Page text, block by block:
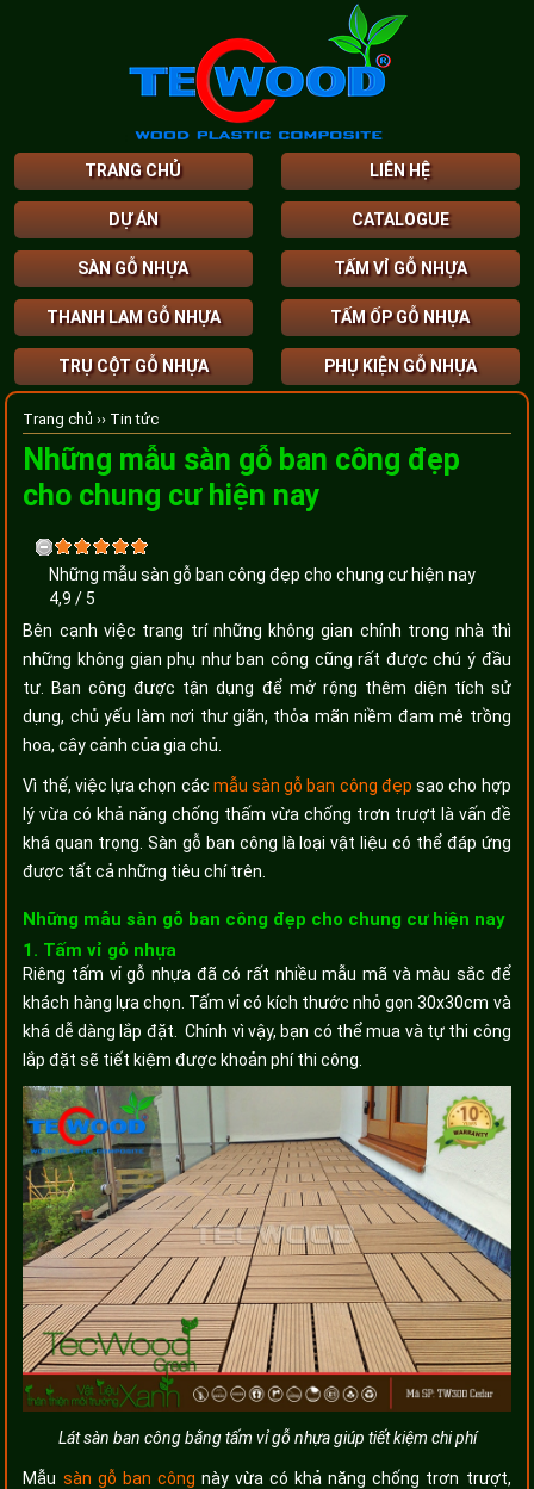
TRANG CHỦ LIÊN HỆ
DỰ ÁN CATALOGUE
SÀN GỖ NHỰA TẤM VỈ GỖ NHỰA
THANH LAM GỖ NHỰA TẤM ỐP GỖ NHỰA
TRỤ CỘT GỖ NHỰA PHỤ KIỆN GỖ NHỰA
Trang chủ ›› Tin tức
Những mẫu sàn gỗ ban công đẹp
cho chung cư hiện nay
Những mẫu sàn gỗ ban công đẹp cho chung cư hiện nay
4,9 / 5
Bên cạnh việc trang trí những không gian chính trong nhà thì
những không gian phụ như ban công cũng rất được chú ý đầu
tư. Ban công được tận dụng để mở rộng thêm diện tích sử
dụng, chủ yếu làm nơi thư giãn, thỏa mãn niềm đam mê trồng
hoa, cây cảnh của gia chủ.
Vì thế, việc lựa chọn các mẫu sàn gỗ ban công đẹp sao cho hợp
lý vừa có khả năng chống thấm vừa chống trơn trượt là vấn đề
khá quan trọng. Sàn gỗ ban công là loại vật liệu có thể đáp ứng
được tất cả những tiêu chí trên.
Những mẫu sàn gỗ ban công đẹp cho chung cư hiện nay
1. Tấm vỉ gỗ nhựa
Riêng tấm vỉ gỗ nhựa đã có rất nhiều mẫu mã và màu sắc để
khách hàng lựa chọn. Tấm vỉ có kích thước nhỏ gọn 30x30cm và
khá dễ dàng lắp đặt. Chính vì vậy, bạn có thể mua và tự thi công
lắp đặt sẽ tiết kiệm được khoản phí thi công.
Lát sàn ban công bằng tấm vỉ gỗ nhựa giúp tiết kiệm chi phí
Mẫu sàn gỗ ban công này vừa có khả năng chống trơn trượt,